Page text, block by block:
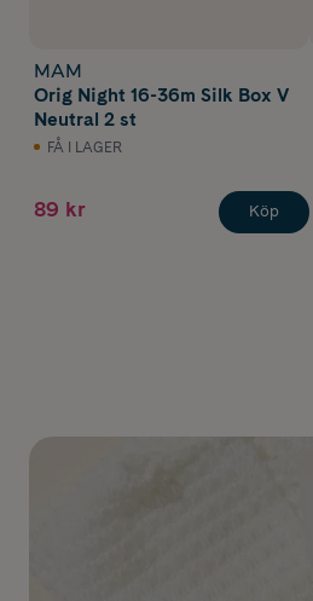
MAM
Orig Night 16-36m Silk Box V
Neutral 2 st
FÅ I LAGER
89 kr Köp